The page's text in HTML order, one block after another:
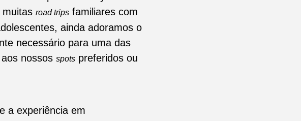
road trips familiares com
ainda adoramos o
necessário para uma das
nossos spots preferidos ou
a experiência em